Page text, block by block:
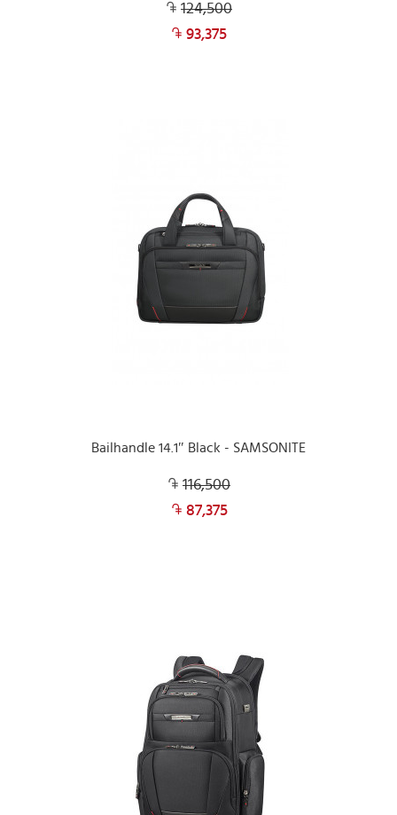
124,500
93,375
Bailhandle 14.1″ Black - SAMSONITE
116,500
87,375